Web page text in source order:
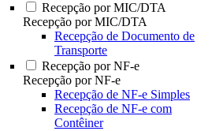
Recepção por MIC/DTA
Recepção por MIC/DTA
Recepção de Documento de
Transporte
Recepção por NF-e
Recepção por NF-e
Recepção de NF-e Simples
Recepção de NF-e com
Contêiner